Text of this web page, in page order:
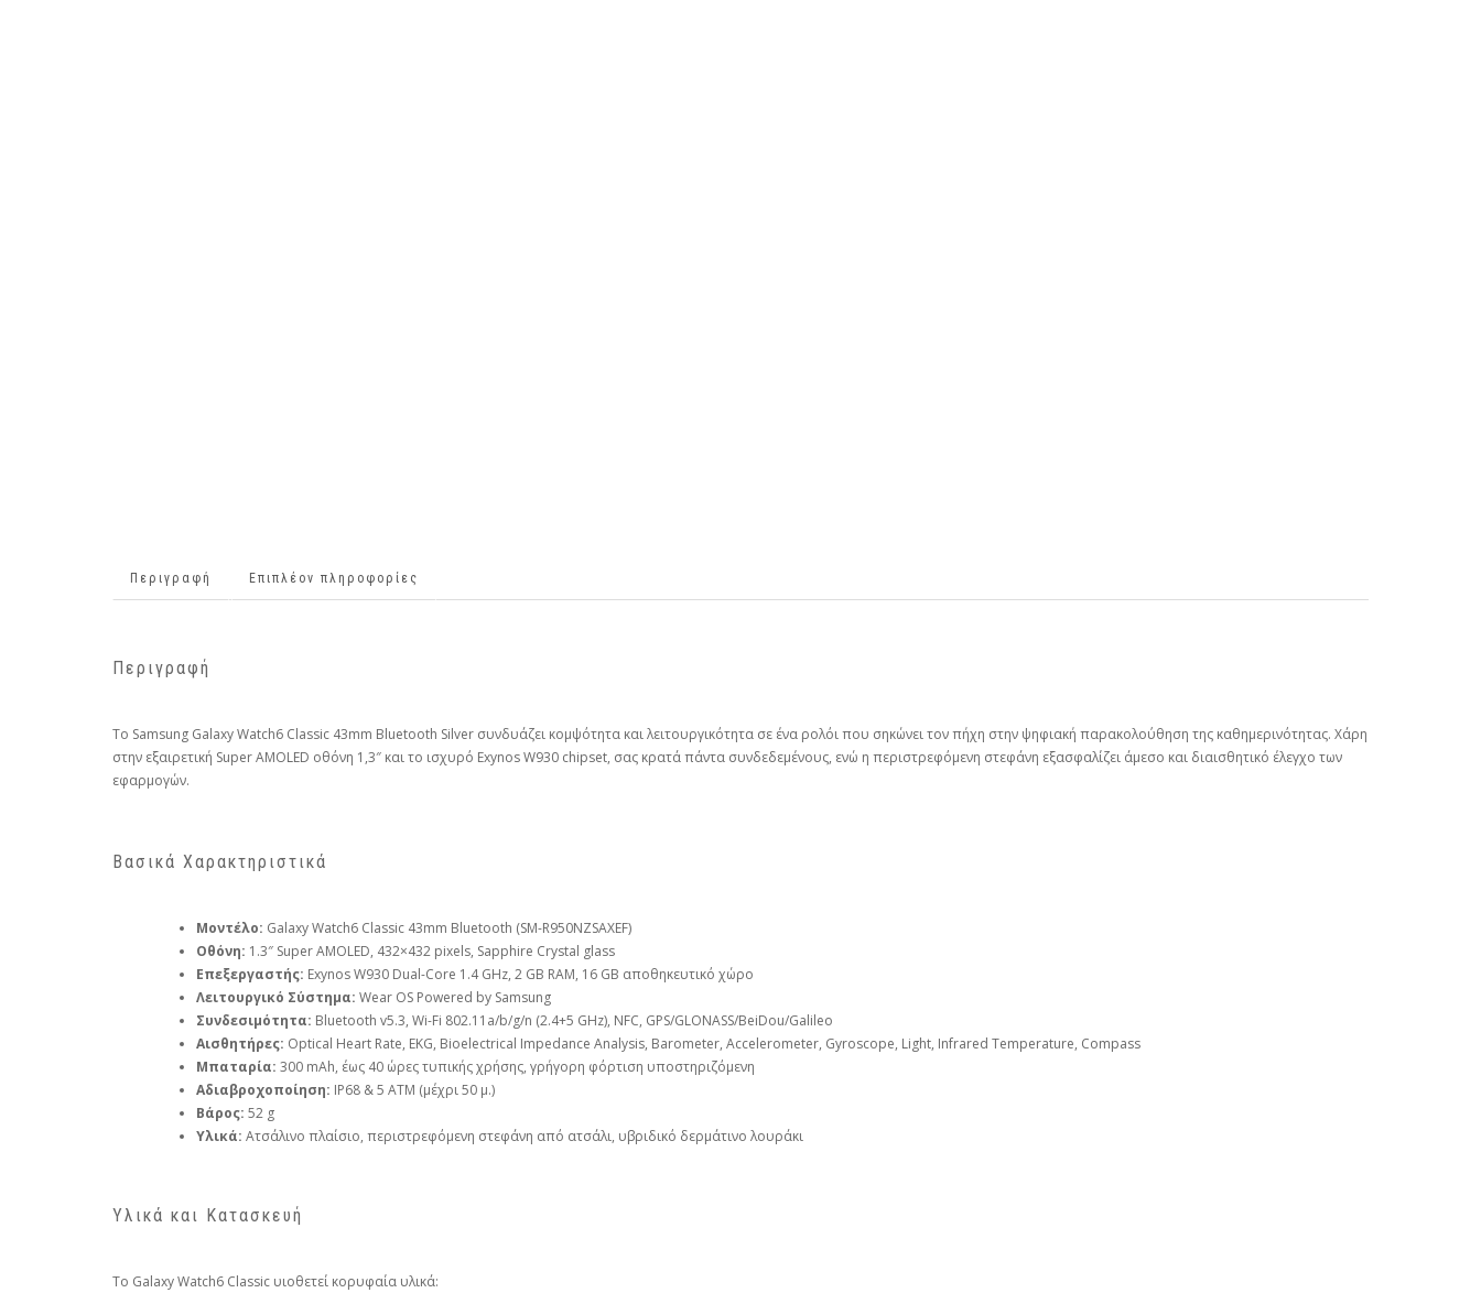
Περιγραφή Επιπλέον πληροφορίες
Περιγραφή
Το Samsung Galaxy Watch6 Classic 43mm Bluetooth Silver συνδυάζει κομψότητα και λειτουργικότητα σε ένα ρολόι που σηκώνει τον πήχη στην ψηφιακή παρακολούθηση της καθημερινότητας. Χάρη
στην εξαιρετική Super AMOLED οθόνη 1,3″ και το ισχυρό Exynos W930 chipset, σας κρατά πάντα συνδεδεμένους, ενώ η περιστρεφόμενη στεφάνη εξασφαλίζει άμεσο και διαισθητικό έλεγχο των
εφαρμογών.
Βασικά Χαρακτηριστικά
Μοντέλο: Galaxy Watch6 Classic 43mm Bluetooth (SM-R950NZSAXEF)
Οθόνη: 1.3″ Super AMOLED, 432×432 pixels, Sapphire Crystal glass
Επεξεργαστής: Exynos W930 Dual-Core 1.4 GHz, 2 GB RAM, 16 GB αποθηκευτικό χώρο
Λειτουργικό Σύστημα: Wear OS Powered by Samsung
Συνδεσιμότητα: Bluetooth v5.3, Wi-Fi 802.11a/b/g/n (2.4+5 GHz), NFC, GPS/GLONASS/BeiDou/Galileo
Αισθητήρες: Optical Heart Rate, EKG, Bioelectrical Impedance Analysis, Barometer, Accelerometer, Gyroscope, Light, Infrared Temperature, Compass
Μπαταρία: 300 mAh, έως 40 ώρες τυπικής χρήσης, γρήγορη φόρτιση υποστηριζόμενη
Αδιαβροχοποίηση: IP68 & 5 ATM (μέχρι 50 μ.)
Βάρος: 52 g
Υλικά: Ατσάλινο πλαίσιο, περιστρεφόμενη στεφάνη από ατσάλι, υβριδικό δερμάτινο λουράκι
Υλικά και Κατασκευή
Το Galaxy Watch6 Classic υιοθετεί κορυφαία υλικά: